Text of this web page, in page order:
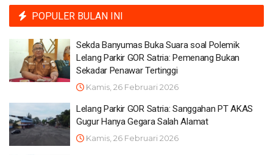
POPULER BULAN INI
Sekda Banyumas Buka Suara soal Polemik
Lelang Parkir GOR Satria: Pemenang Bukan
Sekadar Penawar Tertinggi
Kamis, 26 Februari 2026
Lelang Parkir GOR Satria: Sanggahan PT AKAS
Gugur Hanya Gegara Salah Alamat
Kamis, 26 Februari 2026